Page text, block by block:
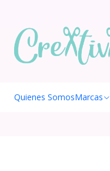
Quienes SomosMarcas